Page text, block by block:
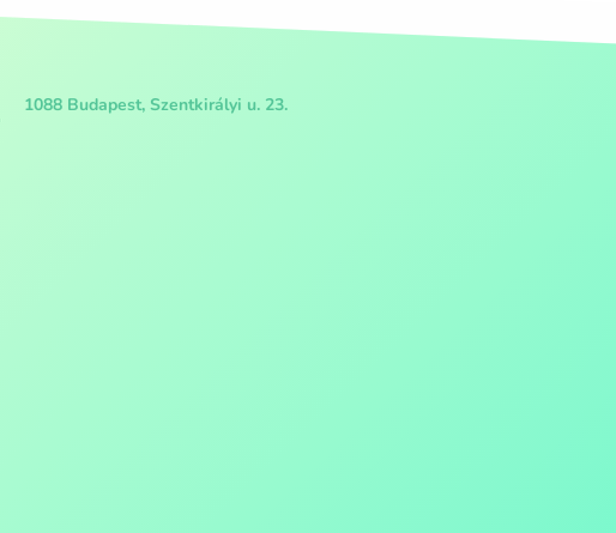
1088 Budapest, Szentkirályi u. 23.